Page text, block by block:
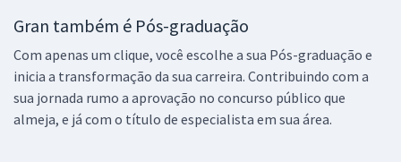
Gran também é Pós-graduação
Com apenas um clique, você escolhe a sua Pós-graduação e
inicia a transformação da sua carreira. Contribuindo com a
sua jornada rumo a aprovação no concurso público que
almeja, e já com o título de especialista em sua área.